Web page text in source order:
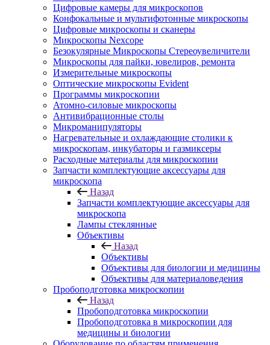
Цифровые камеры для микроскопов
Конфокальные и мультифотонные микроскопы
Цифровые микроскопы и сканеры
Микроскопы Nexcope
Безокулярные Микроскопы Стереоувеличители
Микроскопы для пайки, ювелиров, ремонта
Измерительные микроскопы
Оптические микроскопы Evident
Программы микроскопии
Атомно-силовые микроскопы
Антивибрационные столы
Микроманипуляторы
Нагревательные и охлаждающие столики к
микроскопам, инкубаторы и газмиксеры
Расходные материалы для микроскопии
Запчасти комплектующие аксессуары для
микроскопа
Назад
Запчасти комплектующие аксессуары для
микроскопа
Лампы стеклянные
Объективы
Назад
Объективы
Объективы для биологии и медицины
Объективы для материаловедения
Пробоподготовка микроскопии
Назад
Пробоподготовка микроскопии
Пробоподготовка в микроскопии для
медицины и биологии